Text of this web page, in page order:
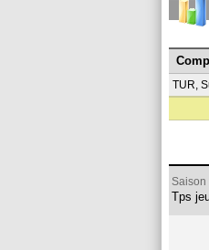
TUR,
Saison
Tps